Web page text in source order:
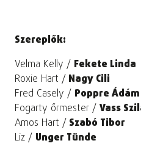
Szereplők:
Velma Kelly / Fekete Linda
Roxie Hart / Nagy Cili
Fred Casely / Poppre Ádám
Fogarty őrmester / Vass
Amos Hart / Szabó Tibor
Liz / Unger Tünde